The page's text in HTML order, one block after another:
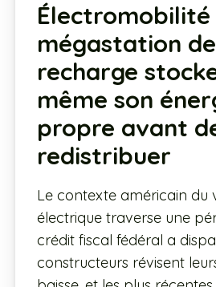
mégastation de
recharge
même son
propre avant
redistribuer
Le contexte américain du
électrique traverse une
crédit fiscal fédéral a
constructeurs révisent